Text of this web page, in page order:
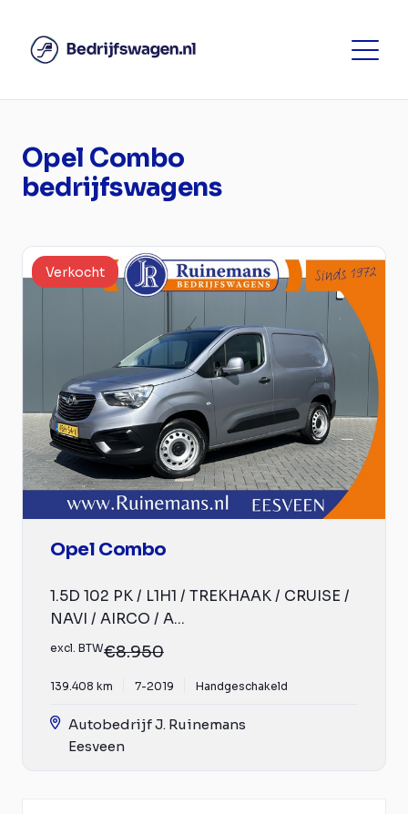
Opel Combo
bedrijfswagens
Verkocht
Opel Combo
1.5D 102 PK / L1H1 / TREKHAAK / CRUISE /
NAVI / AIRCO / A...
excl. BTW€8.950
139.408 km 7-2019 Handgeschakeld
Autobedrijf J. Ruinemans
Eesveen